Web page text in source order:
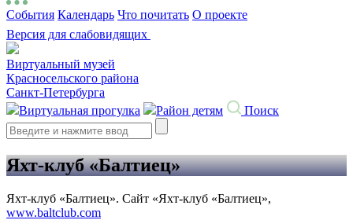
События Календарь Что почитать О проекте
Версия для слабовидящих
Виртуальный музей
Красносельского района
Санкт-Петербурга
Виртуальная прогулка
Район детям
Поиск
Search
Яхт-клуб «Балтиец»
Яхт-клуб «Балтиец». Сайт «Яхт-клуб «Балтиец»,
www.baltclub.com